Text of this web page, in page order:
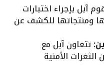
آبل بإجراء اختبارات
ومنتجاتها للكشف عن
تتعاون آبل مع
الثغرات الأمنية